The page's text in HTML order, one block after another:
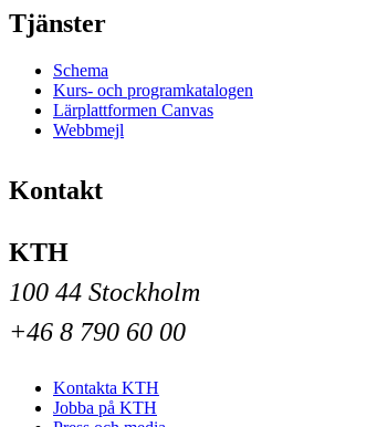
Tjänster
Schema
Kurs- och programkatalogen
Lärplattformen Canvas
Webbmejl
Kontakt
KTH
100 44 Stockholm
+46 8 790 60 00
Kontakta KTH
Jobba på KTH